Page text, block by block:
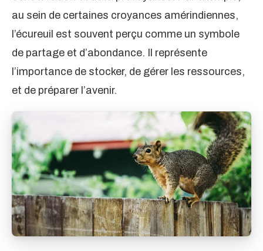
au sein de certaines croyances amérindiennes,
l’écureuil est souvent perçu comme un symbole
de partage et d’abondance. Il représente
l’importance de stocker, de gérer les ressources,
et de préparer l’avenir.